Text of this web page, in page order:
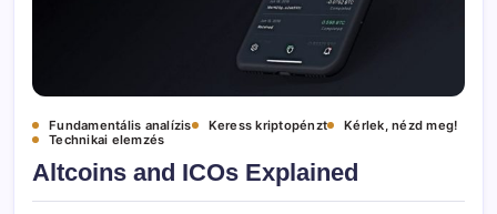
Fundamentális analízis Keress kriptopénzt
Kérlek, nézd meg!
Technikai elemzés
Altcoins and ICOs Explained